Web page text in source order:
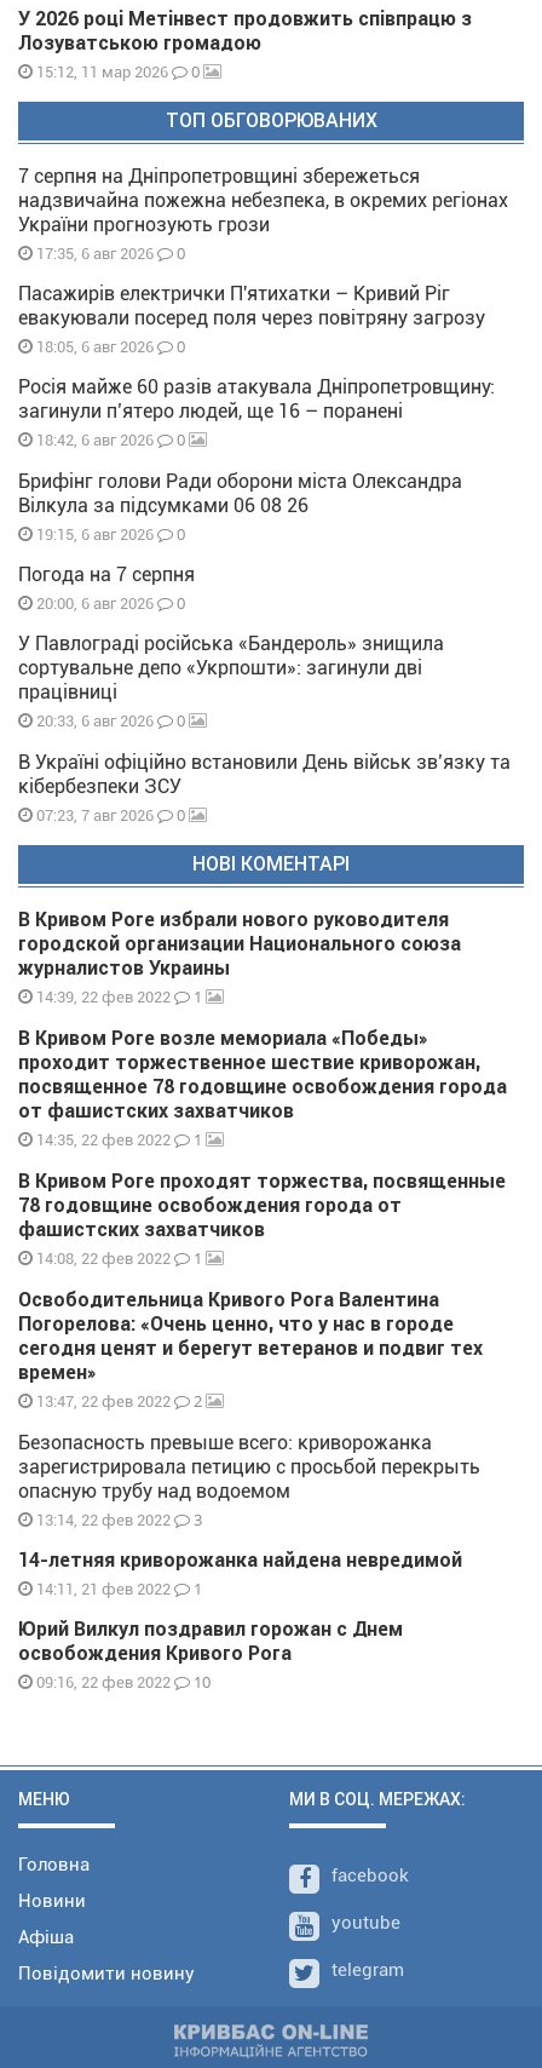
У 2026 році Метінвест продовжить співпрацю з
Лозуватською громадою
15:12, 11 мар 2026 0
ТОП ОБГОВОРЮВАНИХ
7 серпня на Дніпропетровщині збережеться
надзвичайна пожежна небезпека, в окремих регіонах
України прогнозують грози
17:35, 6 авг 2026 0
Пасажирів електрички П'ятихатки – Кривий Ріг
евакуювали посеред поля через повітряну загрозу
18:05, 6 авг 2026 0
Росія майже 60 разів атакувала Дніпропетровщину:
загинули п’ятеро людей, ще 16 – поранені
18:42, 6 авг 2026 0
Брифінг голови Ради оборони міста Олександра
Вілкула за підсумками 06 08 26
19:15, 6 авг 2026 0
Погода на 7 серпня
20:00, 6 авг 2026 0
У Павлограді російська «Бандероль» знищила
сортувальне депо «Укрпошти»: загинули дві
працівниці
20:33, 6 авг 2026 0
В Україні офіційно встановили День військ зв’язку та
кібербезпеки ЗСУ
07:23, 7 авг 2026 0
НОВІ КОМЕНТАРІ
В Кривом Роге избрали нового руководителя
городской организации Национального союза
журналистов Украины
14:39, 22 фев 2022 1
В Кривом Роге возле мемориала «Победы»
проходит торжественное шествие криворожан,
посвященное 78 годовщине освобождения города
от фашистских захватчиков
14:35, 22 фев 2022 1
В Кривом Роге проходят торжества, посвященные
78 годовщине освобождения города от
фашистских захватчиков
14:08, 22 фев 2022 1
Освободительница Кривого Рога Валентина
Погорелова: «Очень ценно, что у нас в городе
сегодня ценят и берегут ветеранов и подвиг тех
времен»
13:47, 22 фев 2022 2
Безопасность превыше всего: криворожанка
зарегистрировала петицию с просьбой перекрыть
опасную трубу над водоемом
13:14, 22 фев 2022 3
14-летняя криворожанка найдена невредимой
14:11, 21 фев 2022 1
Юрий Вилкул поздравил горожан с Днем
освобождения Кривого Рога
09:16, 22 фев 2022 10
МЕНЮ
Головна
Новини
Афіша
Повідомити новину
МИ В СОЦ. МЕРЕЖАХ:
facebook
youtube
telegram